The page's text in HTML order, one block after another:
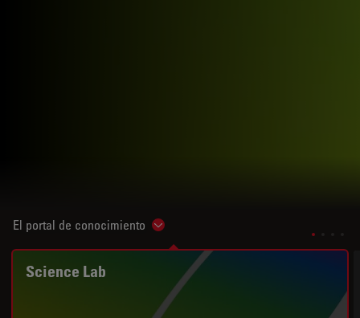
El portal de conocimiento Show subnavigation
Science Lab